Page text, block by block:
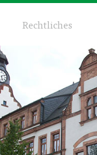
Rechtliches